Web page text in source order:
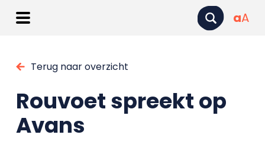
aA
Terug naar overzicht
Rouvoet spreekt op
Avans